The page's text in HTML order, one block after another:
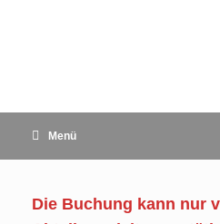
Menü
Die Buchung kann nur